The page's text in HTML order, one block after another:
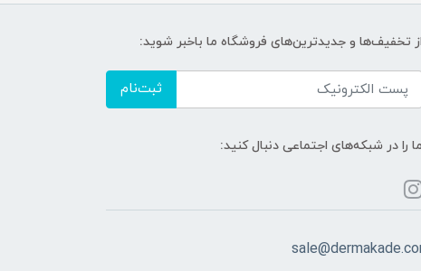
از تخفیف‌ها و جدیدترین‌های فروشگاه ما باخبر شوید:
ثبت‌نام
ما را در شبکه‌های اجتماعی دنبال کنید: